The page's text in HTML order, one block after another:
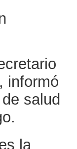
informó
salud
la